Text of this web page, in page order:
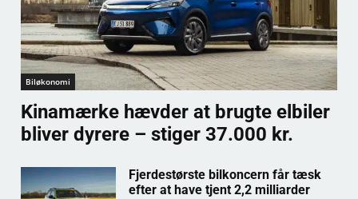
Biløkonomi
Kinamærke hævder at brugte elbiler
bliver dyrere – stiger 37.000 kr.
Fjerdestørste bilkoncern får tæsk
efter at have tjent 2,2 milliarder